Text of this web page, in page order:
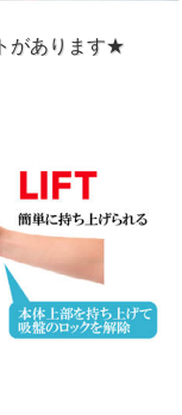
があります★